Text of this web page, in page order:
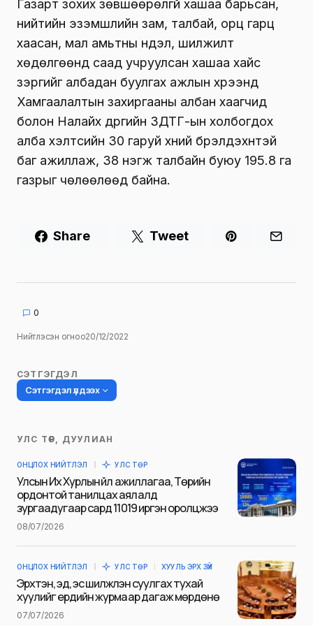
Газарт зохих зөвшөөрөлгүй хашаа барьсан,
нийтийн эзэмшлийн зам, талбай, орц гарц
хаасан, мал амьтны нүүдэл, шилжилт
хөдөлгөөнд саад учруулсан хашаа хайс
зэргийг албадан буулгах ажлын хүрээнд
Хамгаалалтын захиргааны албан хаагчид
болон Налайх дүүргийн ЗДТГ-ын холбогдох
алба хэлтсийн 30 гаруй хүний бүрэлдэхүүнтэй
баг ажиллаж, 38 нэгж талбайн буюу 195.8 га
газрыг чөлөөлөөд байна.
Share Tweet
0
Нийтлэсэн огноо20/12/2022
СЭТГЭГДЭЛ
Сэтгэгдэл үлдээх
Таны имэйл хаягийг нийтлэхгүй.
тэмдэглэсэн
Name
УЛС ТӨР, ДУУЛИАН
ОНЦЛОХ НИЙТЛЭЛ УЛС ТӨР
Улсын Их Хурлын үйл ажиллагаа, Төрийн
ордонтой танилцах аялалд
зургаадугаар сард 11019 иргэн оролцжээ
08/07/2026
ОНЦЛОХ НИЙТЛЭЛ УЛС ТӨР ХУУЛЬ ЭРХ ЗҮЙ
Эрхтэн, эд, эс шилжүүлэн суулгах тухай
хуулийг ердийн журмаар дагаж мөрдөнө
07/07/2026